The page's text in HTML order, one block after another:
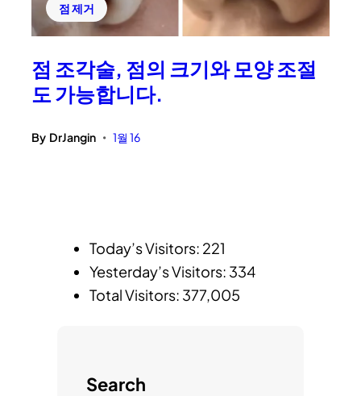
점 제거
점 조각술, 점의 크기와 모양 조절
도 가능합니다.
By DrJangin • 1월 16
Today’s Visitors: 221
Yesterday’s Visitors: 334
Total Visitors: 377,005
Search